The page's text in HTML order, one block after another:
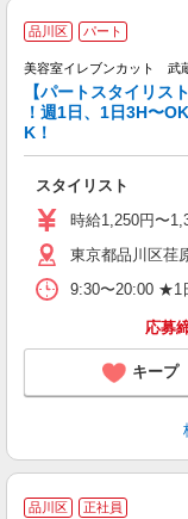
品川区 パート
美容室イレブンカット 武
【パートスタイリス
！週1日、1日3H〜
K！
スタイリスト
時給1,250円〜
東京都品川区
9:30〜20:00 ★1
応募
キープ
品川区 正社員